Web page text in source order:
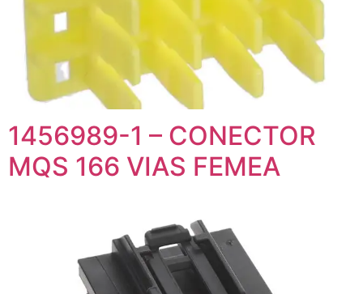
1456989-1 – CONECTOR
MQS 166 VIAS FEMEA